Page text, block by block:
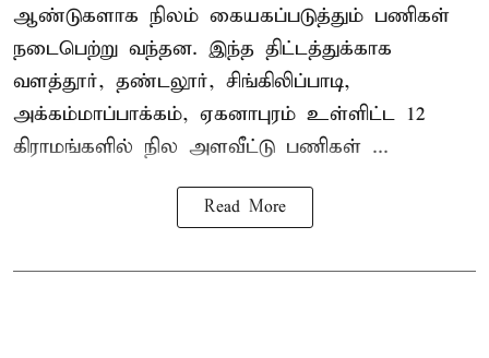
ஆண்டுகளாக நிலம் கையகப்படுத்தும் பணிகள்
நடைபெற்று வந்தன. இந்த திட்டத்துக்காக
வளத்தூர், தண்டலூர், சிங்கிலிப்பாடி,
அக்கம்மாப்பாக்கம், ஏகனாபுரம் உள்ளிட்ட 12
கிராமங்களில் நில அளவீட்டு பணிகள் ...
Read More